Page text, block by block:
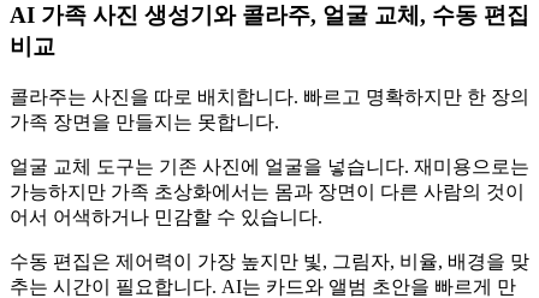
AI 가족 사진 생성기와 콜라주, 얼굴 교체, 수동 편집
비교
콜라주는 사진을 따로 배치합니다. 빠르고 명확하지만 한 장의
가족 장면을 만들지는 못합니다.
얼굴 교체 도구는 기존 사진에 얼굴을 넣습니다. 재미용으로는
가능하지만 가족 초상화에서는 몸과 장면이 다른 사람의 것이
어서 어색하거나 민감할 수 있습니다.
수동 편집은 제어력이 가장 높지만 빛, 그림자, 비율, 배경을 맞
추는 시간이 필요합니다. AI는 카드와 앨범 초안을 빠르게 만